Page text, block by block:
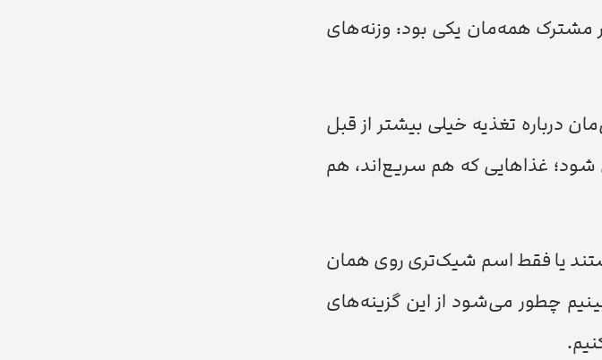
مشترک همه‌مان یکی بود: وزنه‌های
درباره تغذیه خیلی بیشتر از قبل
شود؛ غذاهایی که هم سریع‌اند، هم
یا فقط اسم شیک‌تری روی همان
چطور می‌شود از این گزینه‌های